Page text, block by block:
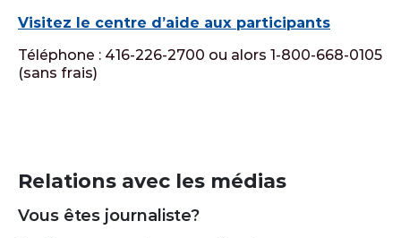
Visitez le centre d’aide aux participants
Téléphone : 416-226-2700 ou alors 1-800-668-0105
(sans frais)
Relations avec les médias
Vous êtes journaliste?